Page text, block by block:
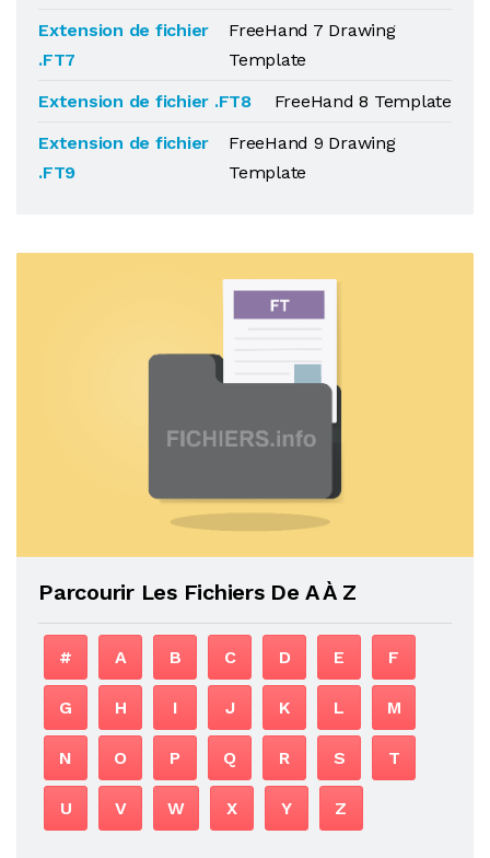
Extension de fichier
.FT7
FreeHand 7 Drawing
Template
Extension de fichier .FT8
FreeHand 8 Template
Extension de fichier
.FT9
FreeHand 9 Drawing
Template
Parcourir Les Fichiers De A À Z
# A B C D E F
G H I J K L M
N O P Q R S T
U V W X Y Z